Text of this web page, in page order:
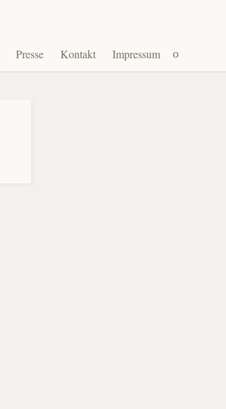
Presse Kontakt Impressum
Suchen
nach: